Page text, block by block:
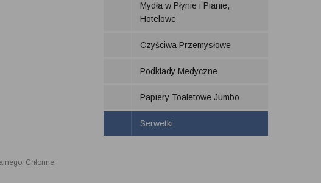
Chłonne,
Mydła w Płynie i Pianie,
Hotelowe
Czyściwa Przemysłowe
Podkłady Medyczne
Papiery Toaletowe Jumbo
Serwetki